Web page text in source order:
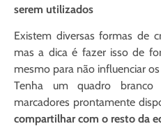
serem utilizados
Existem diversas formas de
mas a dica é fazer isso de
mesmo para não influenciar
Tenha um quadro branco
marcadores prontamente
compartilhar com o resto da